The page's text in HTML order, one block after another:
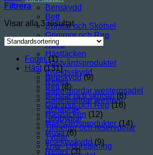
Benskydd
Bett
Borstar och Skötsel
Grimmor och Rep
Huva
Hästtäcken
Hästvårdsprodukter
Insektsskydd
Reflex
Sadelgjordar westernsadel
Sadelpaddar western
Schabrak
Stigbyglar
Tillbehör och reservdelar
Tyglar
Trav- Utförsäljning
Filtrera
Visar alla 3 resultat
Foder (1)
Häst (131)
Benskydd (9)
Bett (8)
Borstar och skötsel (6)
Grimmor och Rep (16)
Hästtäcken (12)
Hästvårdsprodukter (14)
Huva (6)
Insektsskydd (9)
Reflex (3)